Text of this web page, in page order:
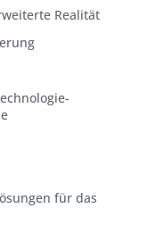
Realität
für das